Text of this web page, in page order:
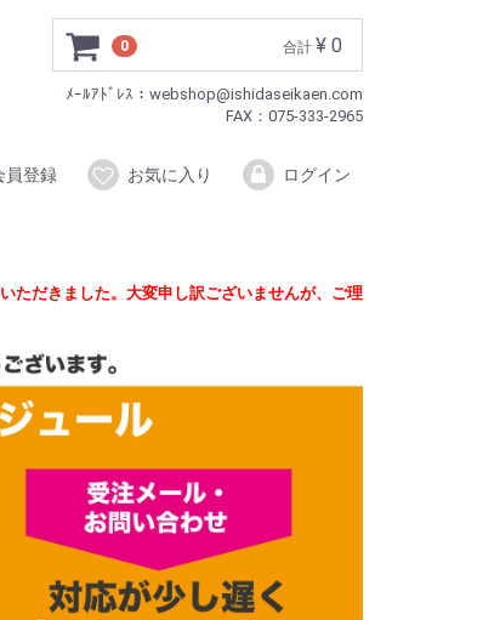
0 合計 ¥ 0
ﾒｰﾙｱﾄﾞﾚｽ：webshop@ishidaseikaen.com
FAX：075-333-2965
員登録 お気に入り ログイン
ただきました。大変申し訳ございませんが、ご理